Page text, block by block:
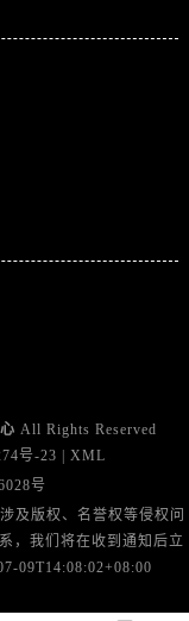
浙江省丽水市莲都区解放街萧邦售后服务中心（需提前预约）
澳门特别行政区大堂区议事亭前地（新马路）萧邦售后服务中心（需提前预约）
澳门特别行政区花王堂区大三巴商圈萧邦售后服务中心（需提前预约）
澳门特别行政区嘉模堂区官也街萧邦售后服务中心（需提前预约）
All Rights Reserved
号-23 | XML
号
及版权、名誉权等侵权问
，我们将在收到通知后立
09T14:08:02+08:00